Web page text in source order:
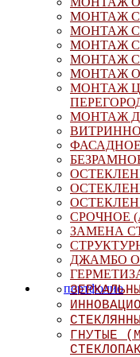
МОНТАЖ
МОНТАЖ
МОНТАЖ
МОНТАЖ
МОНТАЖ
МОНТАЖ
МОНТАЖ
СРОЧНОЕ
ЗАМЕНА
ДЖАМБО
портфолио
ГНУТЫЕ